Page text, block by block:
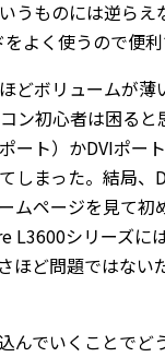
うものには逆ら
よく使うので便利
どボリュームが
ン初心者は困る
ト）かDVIポー
しまった。結局
ムページを見て
L3600シリーズに
ほど問題ではない
でいくことでど